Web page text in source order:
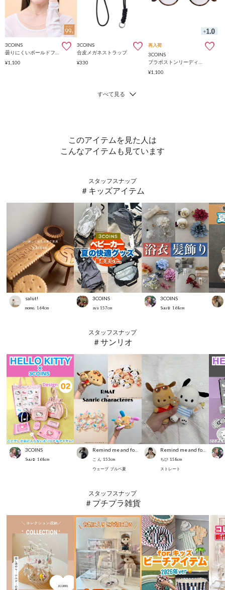
3COINS
¥1,100
3COINS
合皮メガネストラップ
¥330
再入荷
3COINS
¥1,100
このアイテムを見た人は
こんなアイテムも見ています
スタッフスナップ
＃キッズアイテム
salut!
momo. 164cm
3COINS
aya 157cm
3COINS
Suu☺︎ 168cm
スタッフスナップ
＃サンリオ
3COINS
Suu☺︎ 168cm こ ん 153cm
ウェーブ ブルベ夏
Remind me and forever
ちひ 158cm
ストレート
スタッフスナップ
＃プチプラ雑貨